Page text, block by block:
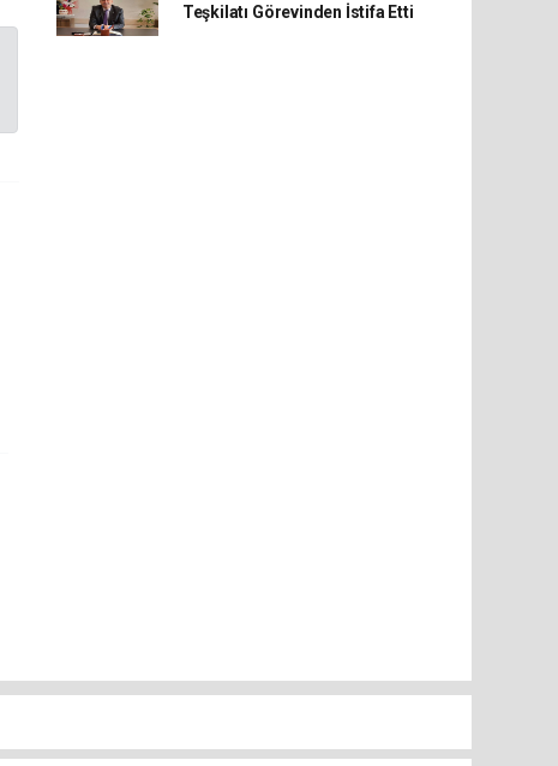
Teşkilatı Görevinden İstifa Etti